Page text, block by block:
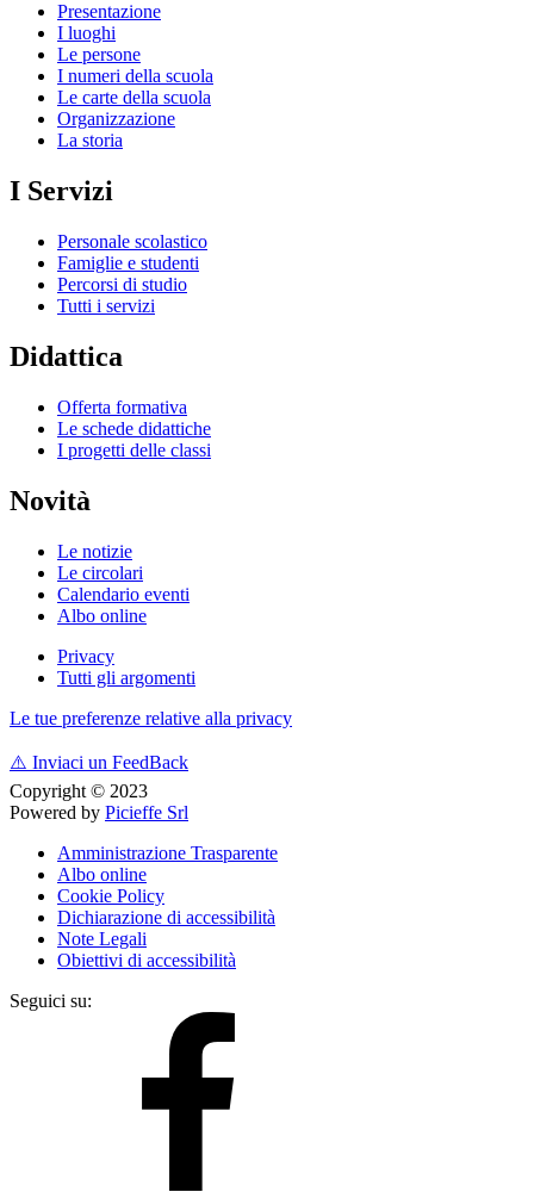
Presentazione
I luoghi
Le persone
I numeri della scuola
Le carte della scuola
Organizzazione
La storia
I Servizi
Personale scolastico
Famiglie e studenti
Percorsi di studio
Tutti i servizi
Didattica
Offerta formativa
Le schede didattiche
I progetti delle classi
Novità
Le notizie
Le circolari
Calendario eventi
Albo online
Privacy
Tutti gli argomenti
Le tue preferenze relative alla privacy
⚠️ Inviaci un FeedBack
Copyright © 2023
Powered by Picieffe Srl
Amministrazione Trasparente
Albo online
Cookie Policy
Dichiarazione di accessibilità
Note Legali
Obiettivi di accessibilità
Seguici su: